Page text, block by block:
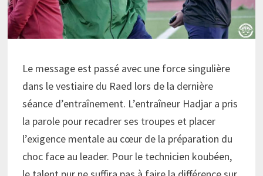
Le message est passé avec une force singulière
dans le vestiaire du Raed lors de la dernière
séance d’entraînement. L’entraîneur Hadjar a pris
la parole pour recadrer ses troupes et placer
l’exigence mentale au cœur de la préparation du
choc face au leader. Pour le technicien koubéen,